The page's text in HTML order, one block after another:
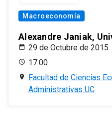
Macroeconomía
Alexandre Janiak,
29 de Octubre de 2015
17:00
Facultad de Ciencias
Administrativas UC